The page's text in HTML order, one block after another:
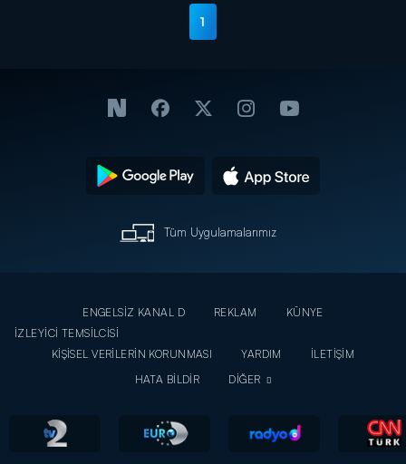
1
Tüm Uygulamalarımız
ENGELSİZ KANAL D REKLAM
KÜNYE
İZLEYİCİ TEMSİLCİSİ
KİŞİSEL VERİLERİN KORUNMASI
YARDIM
İLETİŞİM
HATA BİLDİR
DİĞER